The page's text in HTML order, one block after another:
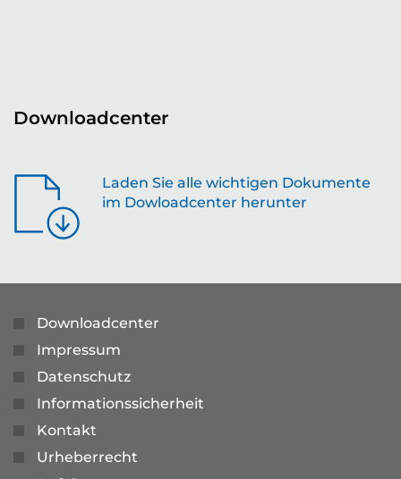
Downloadcenter
Laden Sie alle wichtigen Dokumente
im Dowloadcenter herunter
Downloadcenter
Impressum
Datenschutz
Informationssicherheit
Kontakt
Urheberrecht